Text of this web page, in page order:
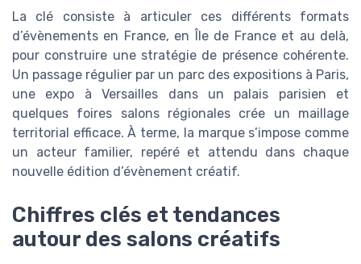
La clé consiste à articuler ces différents formats
d’évènements en France, en Île de France et au delà,
pour construire une stratégie de présence cohérente.
Un passage régulier par un parc des expositions à Paris,
une expo à Versailles dans un palais parisien et
quelques foires salons régionales crée un maillage
territorial efficace. À terme, la marque s’impose comme
un acteur familier, repéré et attendu dans chaque
nouvelle édition d’évènement créatif.
Chiffres clés et tendances
autour des salons créatifs